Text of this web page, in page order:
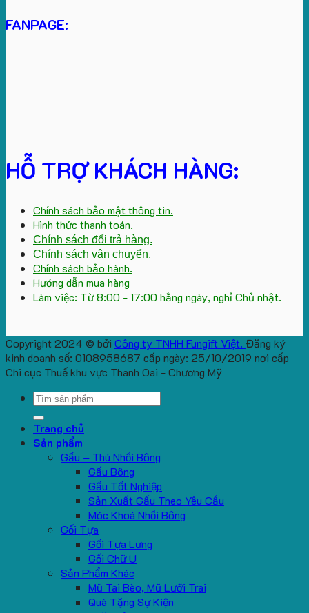
FANPAGE:
HỖ TRỢ KHÁCH HÀNG:
Chính sách bảo mật thông tin.
Hình thức thanh toán.
Chính sách đổi trả hàng.
Chính sách vận chuyển.
Chính sách bảo hành.
Hướng dẫn mua hàng
Làm việc: Từ 8:00 - 17:00 hằng ngày, nghỉ Chủ nhật.
Copyright 2024 © bởi Công ty TNHH Fungift Việt. Đăng ký
kinh doanh số: 0108958687 cấp ngày: 25/10/2019 nơi cấp
Chi cục Thuế khu vực Thanh Oai - Chương Mỹ
Search
Trang chủ
Sản phẩm
Gấu – Thú Nhồi Bông
Gấu Bông
Gấu Tốt Nghiệp
Sản Xuất Gấu Theo Yêu Cầu
Móc Khoá Nhồi Bông
Gối Tựa
Gối Tựa Lưng
Gối Chữ U
Sản Phẩm Khác
Mũ Tai Bèo, Mũ Lưỡi Trai
Quà Tặng Sự Kiện